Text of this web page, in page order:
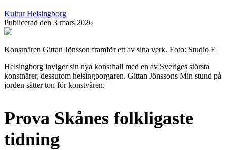
Kultur Helsingborg
Publicerad den 3 mars 2026
Konstnären Gittan Jönsson framför ett av sina verk. Foto: Studio E
Helsingborg inviger sin nya konsthall med en av Sveriges största
konstnärer, dessutom helsingborgaren. Gittan Jönssons Min stund på
jorden sätter ton för konstvåren.
Prova Skånes folkligaste
tidning